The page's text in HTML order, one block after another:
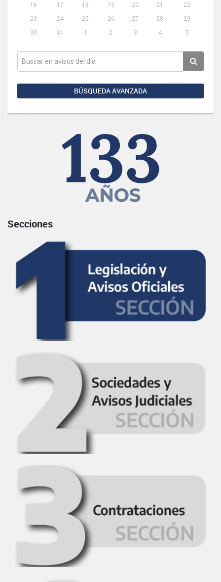
16
17 18 19 20 21
22
23
24 25 26 27 28
29
30
31 1 2 3 4 5
BÚSQUEDA AVANZADA
Secciones